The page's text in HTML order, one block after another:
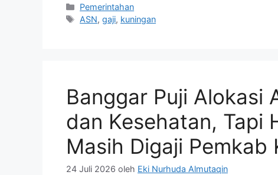
Kategori
Pemerintahan
Tag
ASN,gaji, kuningan
Banggar Puji Alokasi
dan Kesehatan, Tapi
Masih Digaji Pemkab
24 Juli 2026 oleh Eki Nurhuda Almutaqin